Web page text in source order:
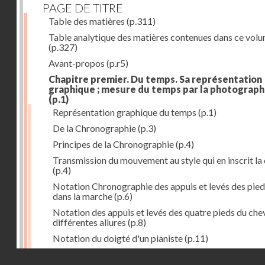
PAGE DE TITRE
Table des matières (p.311)
Table analytique des matières contenues dans ce
(p.327)
Avant-propos (p.r5)
Chapitre premier. Du temps. Sa représentation
graphique ; mesure du temps par la
(p.1)
Représentation graphique du temps (p.1)
De la Chronographie(p.3)
Principes de la Chronographie(p.4)
Transmission du mouvement au style qui en inscrit la
(p.4)
Notation Chronographie des appuis et levés des
dans la marche(p.6)
Notation des appuis et levés des quatre pieds du
différentes allures (p.8)
Notation du doigté d'un pianiste(p.11)